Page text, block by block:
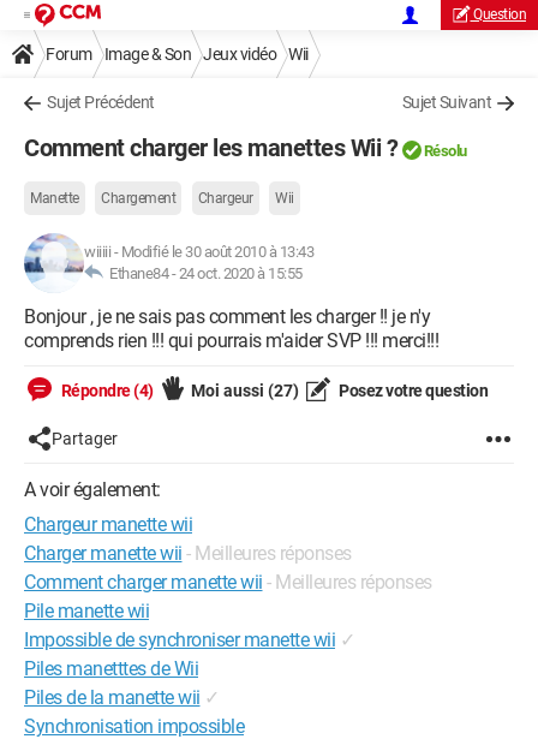
Question
Forum Image & Son Jeux vidéo Wii
Sujet Précédent Sujet Suivant
Comment charger les manettes Wii ? Résolu
Manette Chargement Chargeur Wii
wiiiii - Modifié le 30 août 2010 à 13:43
Ethane84 -24 oct. 2020 à 15:55
Bonjour , je ne sais pas comment les charger !! je n'y
comprends rien !!! qui pourrais m'aider SVP !!! merci!!!
Répondre (4) Moi aussi (27) Posez votre question
Partager
A voir également:
Chargeur manette wii
Charger manette wii - Meilleures réponses
Comment charger manette wii - Meilleures réponses
Pile manette wii
Impossible de synchroniser manette wii ✓
Piles manetttes de Wii
Piles de la manette wii ✓
Synchronisation impossible